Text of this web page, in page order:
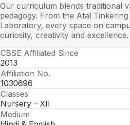
Our curriculum blends traditional
pedagogy. From the Atal
Laboratory, every space on
curiosity, creativity and excellence.
CBSE Affiliated Since
2013
Affiliation No.
1030696
Classes
Nursery – XII
Medium